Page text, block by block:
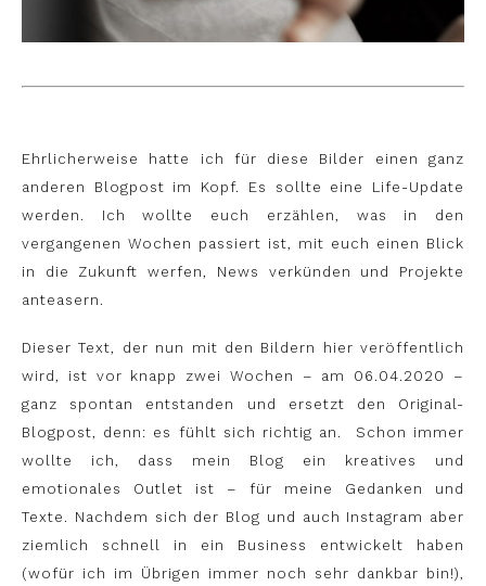
Ehrlicherweise hatte ich für diese Bilder einen ganz
anderen Blogpost im Kopf. Es sollte eine Life-Update
werden. Ich wollte euch erzählen, was in den
vergangenen Wochen passiert ist, mit euch einen Blick
in die Zukunft werfen, News verkünden und Projekte
anteasern.
Dieser Text, der nun mit den Bildern hier veröffentlich
wird, ist vor knapp zwei Wochen – am 06.04.2020 –
ganz spontan entstanden und ersetzt den Original-
Blogpost, denn: es fühlt sich richtig an. Schon immer
wollte ich, dass mein Blog ein kreatives und
emotionales Outlet ist – für meine Gedanken und
Texte. Nachdem sich der Blog und auch Instagram aber
ziemlich schnell in ein Business entwickelt haben
(wofür ich im Übrigen immer noch sehr dankbar bin!),